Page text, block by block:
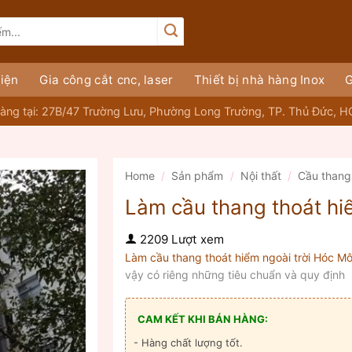
Gia công cắt cnc, laser Thiết bị nhà hàng Inox
tại: 27B/47 Trường Lưu, Phường Long Trường, TP. Thủ Đức,
Home / Sản phẩm / Nội thất / Cầu thang
Làm cầu thang thoát
2209 Lượt xem
Làm cầu thang thoát hiểm ngoài trời Hóc
vậy có riêng những tiêu chuẩn và quy định
CAM KẾT KHI BÁN HÀNG:
- Hàng chất lượng tốt.